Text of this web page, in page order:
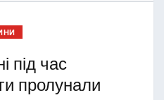
під час
пролунали